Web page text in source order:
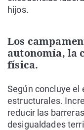
hijos.
Los
autonomía, la
física.
Según concluye el
estructurales.
reducir las
desigualdades